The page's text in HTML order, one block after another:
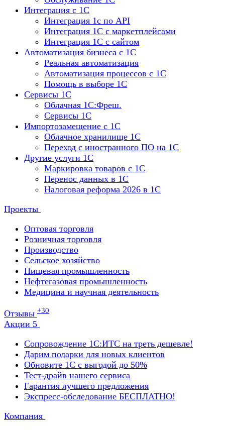
Интеграция с 1С
Интеграция 1с по API
Интеграция 1С с маркетплейсами
Интеграция 1С с сайтом
Автоматизация бизнеса с 1С
Реальная автоматизация
Автоматизация процессов с 1С
Помощь в выборе 1С
Сервисы 1С
Облачная 1С:Фреш.
Сервисы 1С
Импортозамещение с 1С
Облачное хранилище 1С
Переход с иностранного ПО на 1С
Другие услуги 1С
Маркировка товаров с 1С
Перенос данных в 1С
Налоговая реформа 2026 в 1С
Проекты
Оптовая торговля
Розничная торговля
Производство
Сельское хозяйство
Пищевая промышленность
Нефтегазовая промышленность
Медицина и научная деятельность
Отзывы +30
Акции 5
Сопровождение 1С:ИТС на треть дешевле!
Дарим подарки для новых клиентов
Обновите 1С с выгодой до 50%
Тест-драйв нашего сервиса
Гарантия лучшего предложения
Экспресс-обследование БЕСПЛАТНО!
Компания